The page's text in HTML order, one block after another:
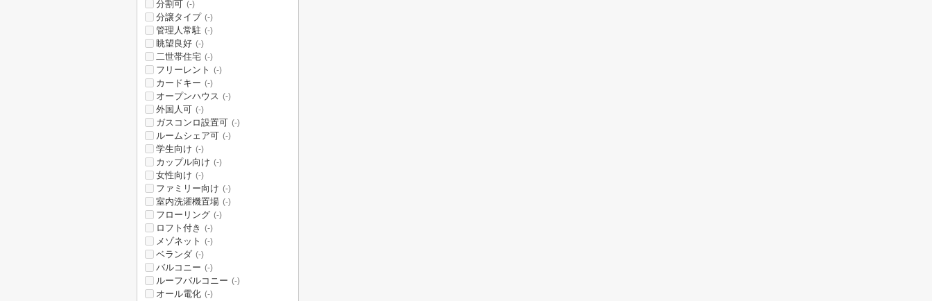
分割可 (-)
分譲タイプ (-)
管理人常駐 (-)
眺望良好 (-)
二世帯住宅 (-)
フリーレント (-)
カードキー (-)
オープンハウス (-)
外国人可 (-)
ガスコンロ設置可 (-)
ルームシェア可 (-)
学生向け (-)
カップル向け (-)
女性向け (-)
ファミリー向け (-)
室内洗濯機置場 (-)
フローリング (-)
ロフト付き (-)
メゾネット (-)
ベランダ (-)
バルコニー (-)
ルーフバルコニー (-)
オール電化 (-)